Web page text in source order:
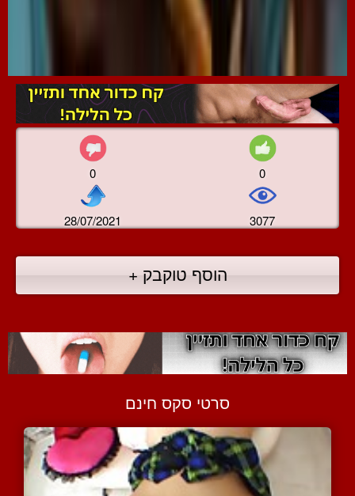
0 0
28/07/2021 3077
הוסף טוקבק +
סרטי סקס חינם